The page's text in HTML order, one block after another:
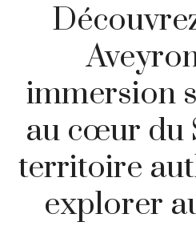
immersion
au cœur du
territoire
explorer